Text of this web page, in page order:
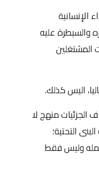
الإنسانية
والسيطرة عليه
المشتغلين
اليس كذلك.
الجزئيات منهج لا
التحتية؛
وليس فقط